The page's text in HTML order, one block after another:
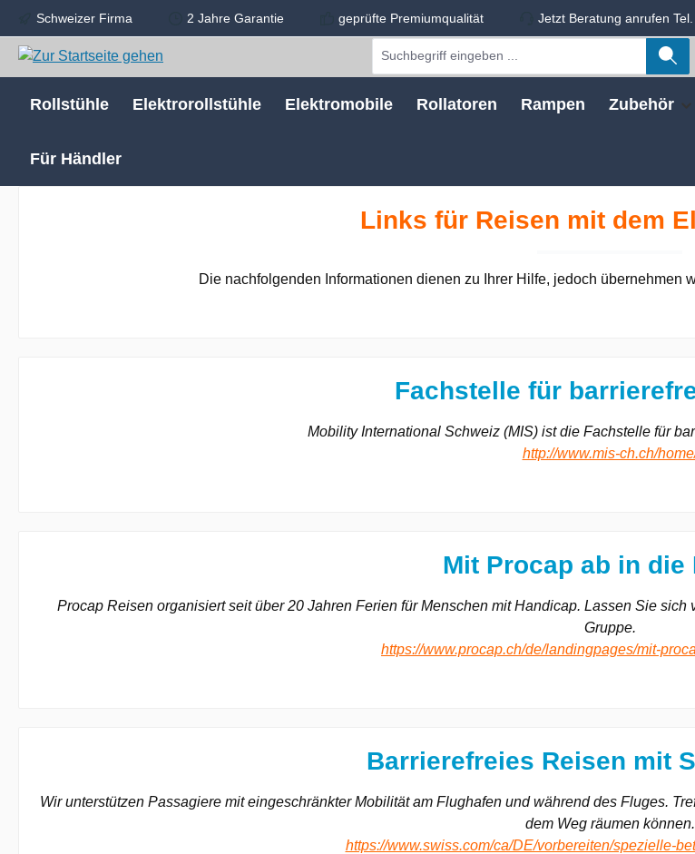
Hauptinhalt springen
Zur Suche springen
Zur Hauptnavigation springen
Schweizer Firma 2 Jahre Garantie geprüfte Premiumqualität Jetzt Beratung anrufen
Rollstühle Elektrorollstühle Elektromobile Rollatoren Rampen Zubehör
Für Händler
Links für Reisen mit dem
Die nachfolgenden Informationen dienen zu Ihrer Hilfe, jedoch übernehmen
Fachstelle für
Mobility International Schweiz (MIS) ist die Fachstelle für
http://www.mis-ch.ch/
Mit Procap ab in die
Procap Reisen organisiert seit über 20 Jahren Ferien für Menschen mit Handicap. Lassen Sie
Gruppe.
https://www.procap.ch/de/landingpages/mit-
Barrierefreies Reisen mit
Wir unterstützen Passagiere mit eingeschränkter Mobilität am Flughafen und während des Fluges.
dem Weg räumen können.
https://www.swiss.com/ca/DE/vorbereiten/spezielle-